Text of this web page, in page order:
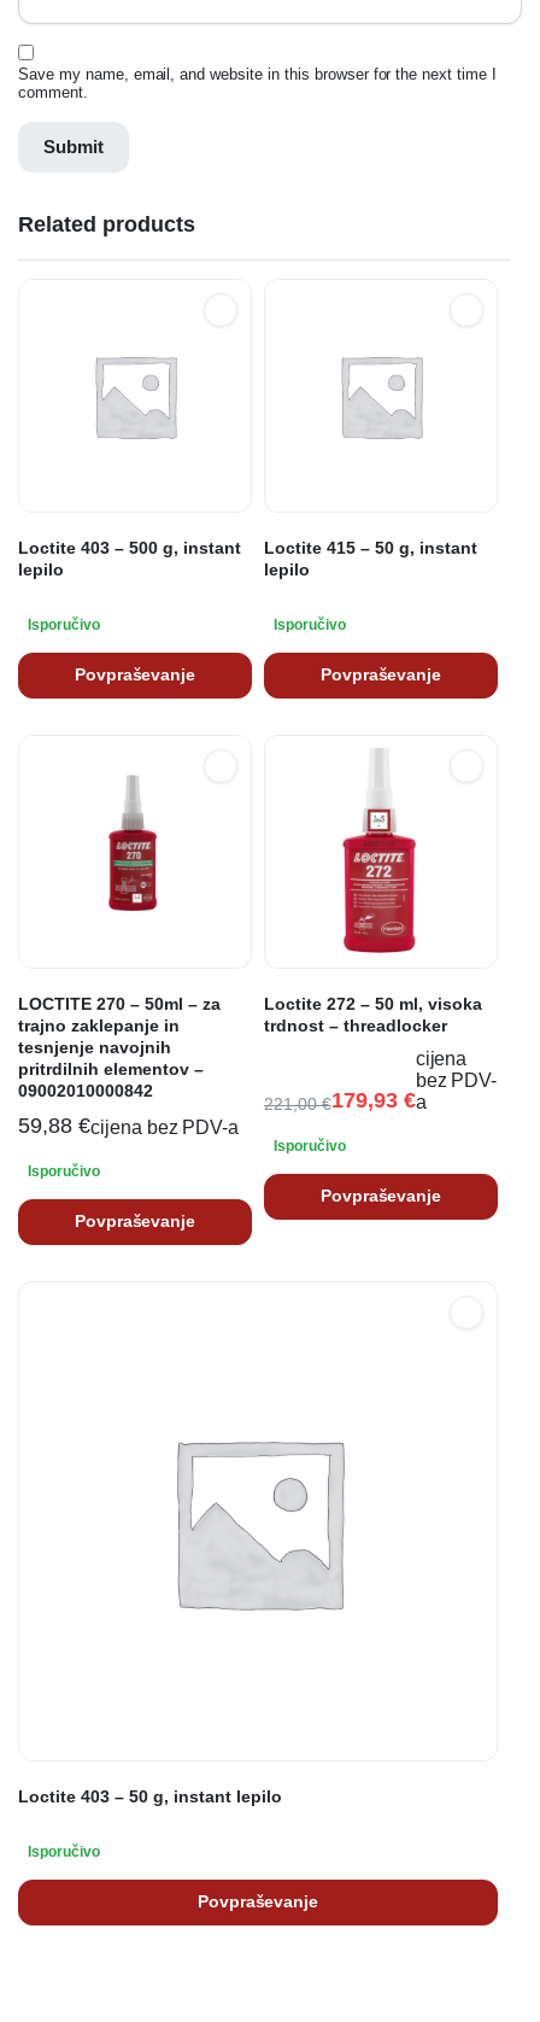
Save my name, email, and website in this browser for the next time I
comment.
Related products
Loctite 403 – 500 g, instant
lepilo
Isporučivo
Povpraševanje
Loctite 415 – 50 g, instant
lepilo
Isporučivo
Povpraševanje
LOCTITE 270 – 50ml – za
trajno zaklepanje in
tesnjenje navojnih
pritrdilnih elementov –
09002010000842
59,88 €cijena bez PDV-a
Isporučivo
Povpraševanje
Loctite 272 – 50 ml, visoka
trdnost – threadlocker
221,00€179,93 €
cijena
bez PDV-
a
Isporučivo
Povpraševanje
Loctite 403 – 50 g, instant lepilo
Isporučivo
Povpraševanje